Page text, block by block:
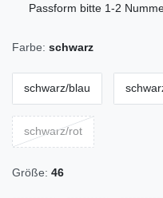
Passform bitte 1-2
Farbe: schwarz
schwarz/blau
schwarz/rot
Größe: 46